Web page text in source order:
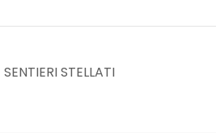
SENTIERI STELLATI